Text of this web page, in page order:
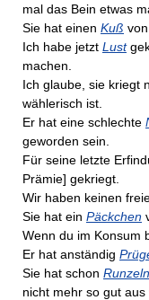
mal das Bein etwas
Sie hat einen Kuß
Ich habe jetzt Lust
machen.
Ich glaube, sie kriegt
wählerisch ist.
Er hat eine schlechte
geworden sein.
Für seine letzte
Prämie] gekriegt.
Wir haben keinen
Sie hat ein Päckchen
Wenn du im Konsum
Er hat anständig
Sie hat schon Runzeln
nicht mehr so gut aus